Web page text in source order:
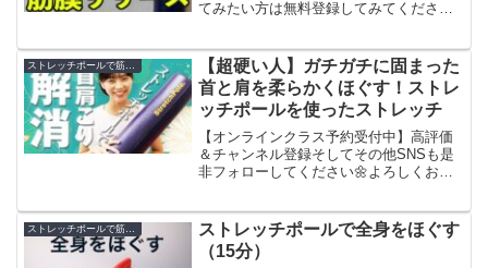
てみたい方は無料登録してみてください
は！Tobanis...
ストレッチポールで筋膜リリース
【超硬い人】ガチガチに固まった
首と肩を柔らかくほぐす！ストレ
ッチポールを使ったストレッチ
【オンラインクラス予約受付中】高評価
＆チャンネル登録そしてその他SNSも是
非フォローしてください🌼よろしくお願
【LINE】【YouTube】【Instagram...
ストレッチポールで全身をほぐす
（15分）